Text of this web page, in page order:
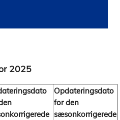
2025
Opdateringsdato
for den
sæsonkorrigerede